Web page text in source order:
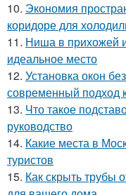
10. Экономия
коридоре для
11. Ниша в прихожей
идеальное место
12. Установка окон
современный подход
13. Что такое
руководство
14. Какие места в
туристов
15. Как скрыть трубы